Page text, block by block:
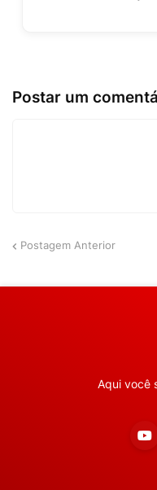
Postar um
Postagem Anterior
Aqui você